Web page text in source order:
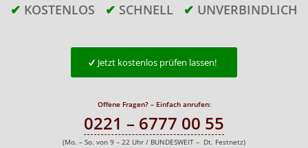
✔ KOSTENLOS ✔ SCHNELL ✔ UNVERBINDLICH
Jetzt kostenlos prüfen lassen!
Offene Fragen? – Einfach anrufen:
0221 – 6777 00 55
(Mo. – So. von 9 – 22 Uhr / BUNDESWEIT – Dt. Festnetz)